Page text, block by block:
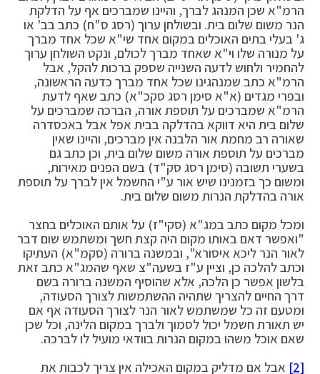
הרמ"א שכן המנהג לברך, והיינו שמברכים אף על הדלקת
הנר משום שלום בית. ובשולחן ערוך (רסג ס"ח) כתב בב' או
ג' בעלי בתים האוכלים במקום אחד שי"א שכל אחד מברך
על מנורה שלו וי"א שאחד מברך לכולם, ונקט השולחן ערוך
להחמיר ולחוש לדעה השנייה שספק ברכות להקל, אבל
הרמ"א כתב שמנהגינו שכל אחד מברך כדעה הראשונה,
ובפרי מגדים (א"א סימן רסג סקכ"א) כתב שאף לדעת
הרמ"א שמברכים על תוספת אורה, הברכה שמברכים על
שלום בית היא דווקא בהדלקה בבית אפל אבל באכסדרה
שאורה רב מחמת אור הלבנה אין מברכים, והיינו שאין
מברכים על תוספת אורה משום שלום בית, וכן כתב גם
בשערי תשובה (סימן רסג סק"ד) בשם הפנים מאירות,
ומשום כך בזמנינו שיש אור ע"י החשמל אין לברך על תוספת
אורה בהדלקת הנרות משום שלום בית.
ומכל מקום כתב במג"א (סקי"ז) על אותם האוכלים בחצר
"ואפשר דאם באותו מקום היה קצת חשך ומשתמש שום דבר
לאור הנר ליכא איסורא", ובמשנה ברורה (סקמ"א) העתיקו
וכתב להלכה כן, וציין ע"ז בשעה"צ שאף שהמג"א כתב זאת
בלשון אפשר כן הלכה, אלא שהוסיף המשנה ברורה בשם
דרך החיים להצריך שתהיה ההשתמשות לצורך הסעודה,
ומטעם זה כל שמשתמש לאור הנר לצורך הסעודה אף אם
יש תאורת חשמל יכול לסמוך ולברך במקום הלינה, וכל שכן
שאם אוכל משהו במקום הנרות בוודאי מועיל לו לברכה.
[2]
אבל אם מדליק במקום האכילה אין צריך לכבות את